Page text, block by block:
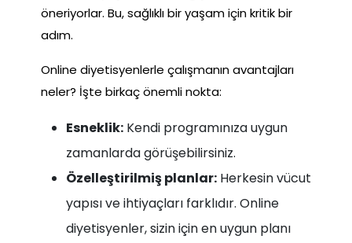
öneriyorlar. Bu, sağlıklı bir yaşam için kritik bir
adım.
Online diyetisyenlerle çalışmanın avantajları
neler? İşte birkaç önemli nokta:
Esneklik: Kendi programınıza uygun
zamanlarda görüşebilirsiniz.
Özelleştirilmiş planlar: Herkesin vücut
yapısı ve ihtiyaçları farklıdır. Online
diyetisyenler, sizin için en uygun planı